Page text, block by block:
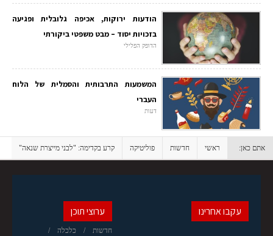
הודעות ירוקות, אכיפה גלובלית ופגיעה
בזכויות יסוד – מבט משפטי ביקורתי
הדופק הפלילי
המשמעות התרבותית והסמלית של הלוח
העברי
דעות
אתם כאן: ראשי חדשות פוליטיקה קרע בקדימה: "לבני מייצרת שנאה"
ערוצי תוכן
חדשות כלכלה
עקבו אחרינו